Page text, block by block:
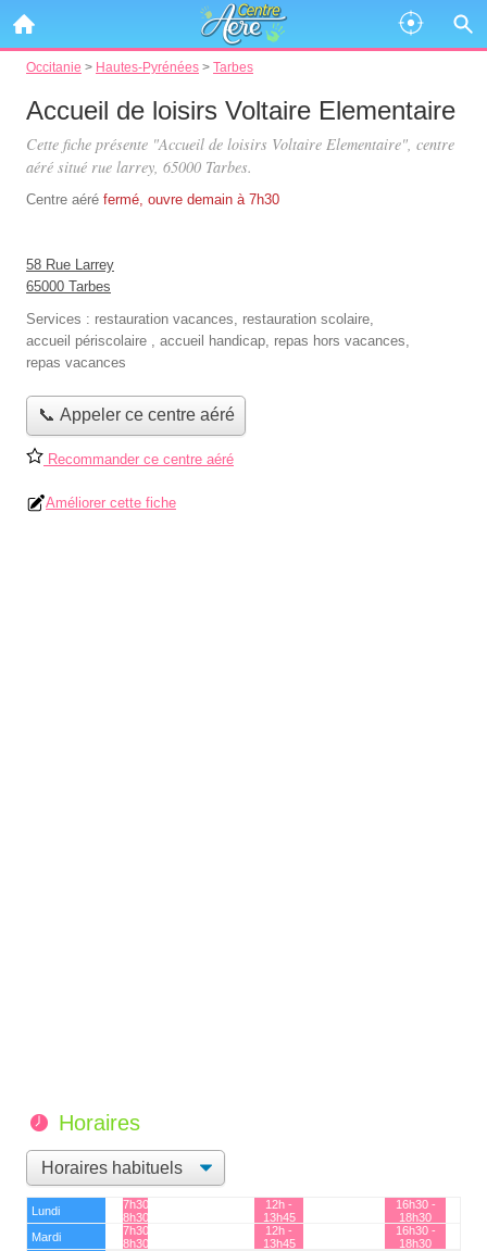
Occitanie > Hautes-Pyrénées > Tarbes
Accueil de loisirs Voltaire Elementaire
Cette fiche présente "Accueil de loisirs Voltaire Elementaire", centre
aéré situé rue larrey, 65000 Tarbes.
Centre aéré fermé, ouvre demain à 7h30
58 Rue Larrey
65000 Tarbes
Services : restauration vacances, restauration scolaire,
accueil périscolaire , accueil handicap, repas hors vacances,
repas vacances
📞 Appeler ce centre aéré
Recommander ce centre aéré
Améliorer cette fiche
Horaires
Lundi
7h30 -
8h30
12h -
13h45
16h30 -
18h30
Mardi
7h30 -
8h30
12h -
13h45
16h30 -
18h30